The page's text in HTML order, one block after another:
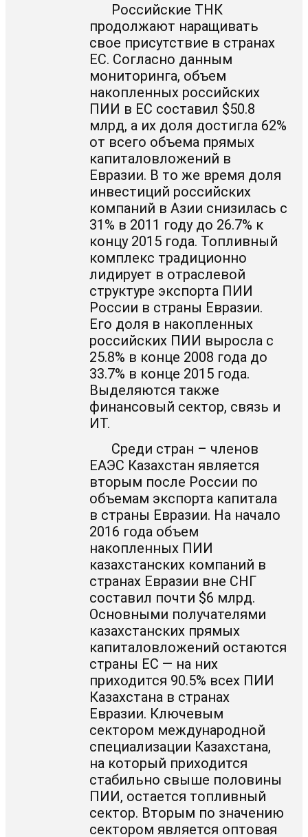
Российские ТНК
продолжают наращивать
свое присутствие в странах
ЕС. Согласно данным
мониторинга, объем
накопленных российских
ПИИ в ЕС составил $50.8
млрд, а их доля достигла 62%
от всего объема прямых
капиталовложений в
Евразии. В то же время доля
инвестиций российских
компаний в Азии снизилась с
31% в 2011 году до 26.7% к
концу 2015 года. Топливный
комплекс традиционно
лидирует в отраслевой
структуре экспорта ПИИ
России в страны Евразии.
Его доля в накопленных
российских ПИИ выросла с
25.8% в конце 2008 года до
33.7% в конце 2015 года.
Выделяются также
финансовый сектор, связь и
ИТ.
Среди стран – членов
ЕАЭС Казахстан является
вторым после России по
объемам экспорта капитала
в страны Евразии. На начало
2016 года объем
накопленных ПИИ
казахстанских компаний в
странах Евразии вне СНГ
составил почти $6 млрд.
Основными получателями
казахстанских прямых
капиталовложений остаются
страны ЕС — на них
приходится 90.5% всех ПИИ
Казахстана в странах
Евразии. Ключевым
сектором международной
специализации Казахстана,
на который приходится
стабильно свыше половины
ПИИ, остается топливный
сектор. Вторым по значению
сектором является оптовая